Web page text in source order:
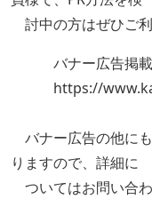
討中の方はぜひご利
バナー広告掲載
https://
バナー広告の他に
りますので、詳細に
ついてはお問い合わ